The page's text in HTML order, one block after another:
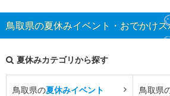
鳥取県の夏休みイベント・おでかけ
夏休みカテゴリから探す
鳥取県の夏休みイベント 鳥取県